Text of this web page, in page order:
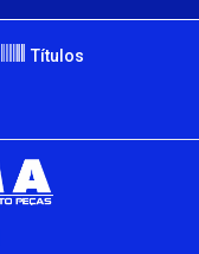
Títulos